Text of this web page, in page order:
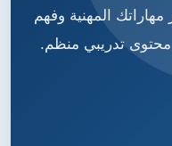
المهنية وفهم
تدريبي منظم.